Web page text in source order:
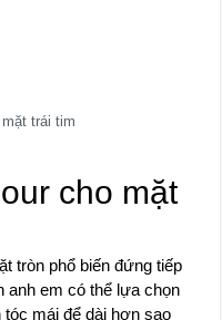
trái tim
cho mặt
tròn phổ biến đứng tiếp
anh em có thể lựa chọn
tóc mái để dài hơn sao